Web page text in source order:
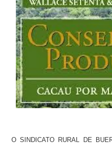
O SINDICATO RURAL DE